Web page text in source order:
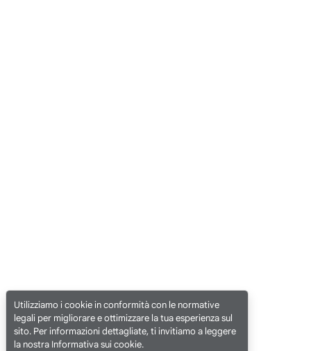
Utilizziamo i cookie in conformità con le normative
legali per migliorare e ottimizzare la tua esperienza sul
sito. Per informazioni dettagliate, ti invitiamo a leggere
la nostra Informativa sui cookie.